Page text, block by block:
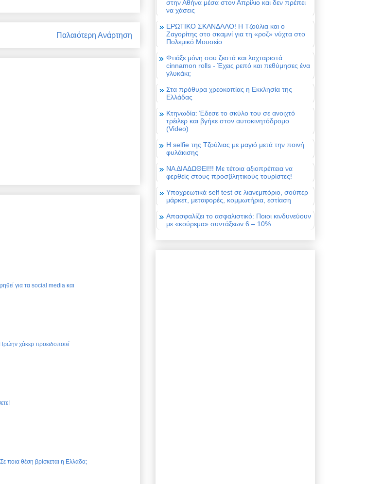
Παλαιότερη Ανάρτηση
για τα social media και
χάκερ προειδοποιεί
ποια θέση βρίσκεται η Ελλάδα;
στην Αθήνα μέσα στον Απρίλιο και δεν πρέπει
να χάσεις
ΕΡΩΤΙΚΟ ΣΚΑΝΔΑΛΟ! Η Τζούλια και ο
Ζαγορίτης στο σκαμνί για τη «ροζ» νύχτα στο
Πολεμικό Μουσείο
Φτιάξε μόνη σου ζεστά και λαχταριστά
cinnamon rolls - Έχεις ρεπό και πεθύμησες ένα
γλυκάκι;
Στα πρόθυρα χρεοκοπίας η Εκκλησία της
Ελλάδας
Κτηνωδία: Έδεσε το σκύλο του σε ανοιχτό
τρέιλερ και βγήκε στον αυτοκινητόδρομο
(Video)
Η selfie της Τζούλιας με μαγιό μετά την ποινή
φυλάκισης
ΝΑ ΔΙΑΔΩΘΕΙ!!! Με τέτοια αξιοπρέπεια να
φερθείς στους προσβλητικούς τουρίστες!
Υποχρεωτικά self test σε λιανεμπόριο, σούπερ
μάρκετ, μεταφορές, κομμωτήρια, εστίαση
Απασφαλίζει το ασφαλιστικό: Ποιοι κινδυνεύουν
με «κούρεμα» συντάξεων 6 – 10%